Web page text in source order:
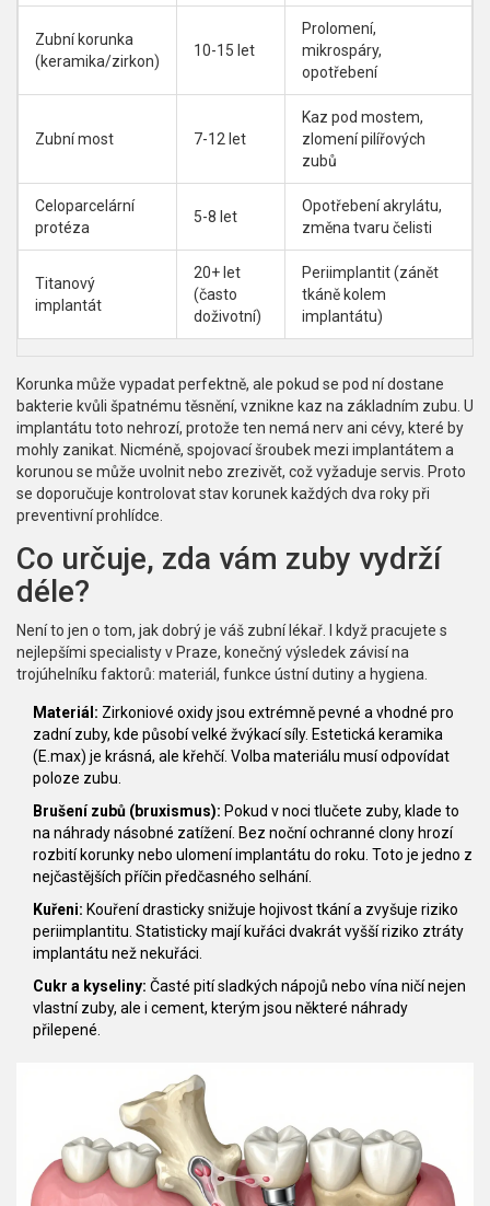
Zubní korunka
(keramika/zirkon)
10-15 let
Prolomení,
mikrospáry,
opotřebení
Zubní most 7-12 let
Kaz pod mostem,
zlomení pilířových
zubů
Celoparcelární
protéza
5-8 let
Opotřebení akrylátu,
změna tvaru čelisti
Titanový
implantát
20+ let
(často
doživotní)
Periimplantit (zánět
tkáně kolem
implantátu)
Korunka může vypadat perfektně, ale pokud se pod ní dostane
bakterie kvůli špatnému těsnění, vznikne kaz na základním zubu. U
implantátu toto nehrozí, protože ten nemá nerv ani cévy, které by
mohly zanikat. Nicméně, spojovací šroubek mezi implantátem a
korunou se může uvolnit nebo zrezivět, což vyžaduje servis. Proto
se doporučuje kontrolovat stav korunek každých dva roky při
preventivní prohlídce.
Co určuje, zda vám zuby vydrží
déle?
Není to jen o tom, jak dobrý je váš zubní lékař. I když pracujete s
nejlepšími specialisty v Praze, konečný výsledek závisí na
trojúhelníku faktorů: materiál, funkce ústní dutiny a hygiena.
Materiál: Zirkoniové oxidy jsou extrémně pevné a vhodné pro
zadní zuby, kde působí velké žvýkací síly. Estetická keramika
(E.max) je krásná, ale křehčí. Volba materiálu musí odpovídat
poloze zubu.
Brušení zubů (bruxismus): Pokud v noci tlučete zuby, klade to
na náhrady násobné zatížení. Bez noční ochranné clony hrozí
rozbití korunky nebo ulomení implantátu do roku. Toto je jedno z
nejčastějších příčin předčasného selhání.
Kuřeni: Kouření drasticky snižuje hojivost tkání a zvyšuje riziko
periimplantitu. Statisticky mají kuřáci dvakrát vyšší riziko ztráty
implantátu než nekuřáci.
Cukr a kyseliny: Časté pití sladkých nápojů nebo vína ničí nejen
vlastní zuby, ale i cement, kterým jsou některé náhrady
přilepené.